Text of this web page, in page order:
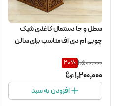
سطل و جا دستمال کاغذی شیک
چوبی ام دی اف مناسب برای سالن
1,500,000
20%
1,200,000
افزودن به سبد